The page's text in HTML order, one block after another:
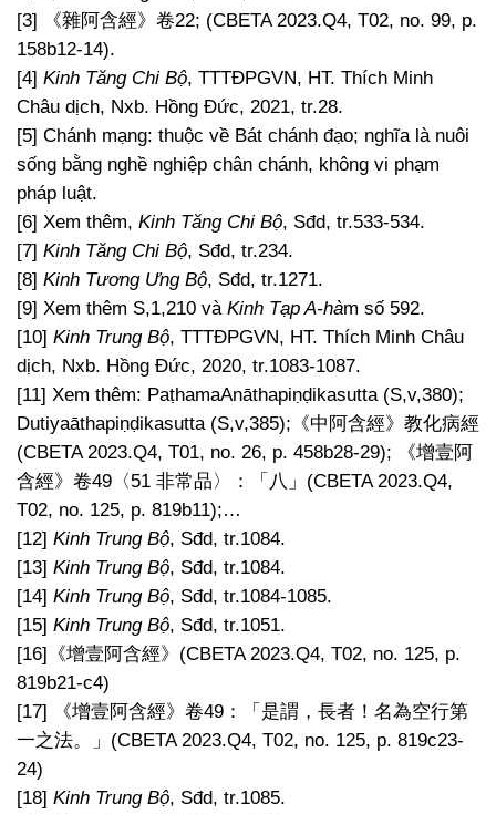
[3] 《雜阿含經》卷22; (CBETA 2023.Q4, T02, no. 99, p.
158b12-14).
[4] Kinh Tăng Chi Bộ, TTTĐPGVN, HT. Thích Minh
Châu dịch, Nxb. Hồng Đức, 2021, tr.28.
[5] Chánh mạng: thuộc về Bát chánh đạo; nghĩa là nuôi
sống bằng nghề nghiệp chân chánh, không vi phạm
pháp luật.
[6] Xem thêm, Kinh Tăng Chi Bộ, Sđd, tr.533-534.
[7] Kinh Tăng Chi Bộ, Sđd, tr.234.
[8] Kinh Tương Ưng Bộ, Sđd, tr.1271.
[9] Xem thêm S,1,210 và Kinh Tạp A-hàm số 592.
[10] Kinh Trung Bộ, TTTĐPGVN, HT. Thích Minh Châu
dịch, Nxb. Hồng Đức, 2020, tr.1083-1087.
[11] Xem thêm: PaṭhamaAnāthapiṇḍikasutta (S,v,380);
Dutiyaāthapiṇḍikasutta (S,v,385);《中阿含經》教化病經
(CBETA 2023.Q4, T01, no. 26, p. 458b28-29); 《增壹阿
含經》卷49〈51 非常品〉：「八」(CBETA 2023.Q4,
T02, no. 125, p. 819b11);…
[12] Kinh Trung Bộ, Sđd, tr.1084.
[13] Kinh Trung Bộ, Sđd, tr.1084.
[14] Kinh Trung Bộ, Sđd, tr.1084-1085.
[15] Kinh Trung Bộ, Sđd, tr.1051.
[16]《增壹阿含經》(CBETA 2023.Q4, T02, no. 125, p.
819b21-c4)
[17] 《增壹阿含經》卷49：「是謂，長者！名為空行第
一之法。」(CBETA 2023.Q4, T02, no. 125, p. 819c23-
24)
[18] Kinh Trung Bộ, Sđd, tr.1085.